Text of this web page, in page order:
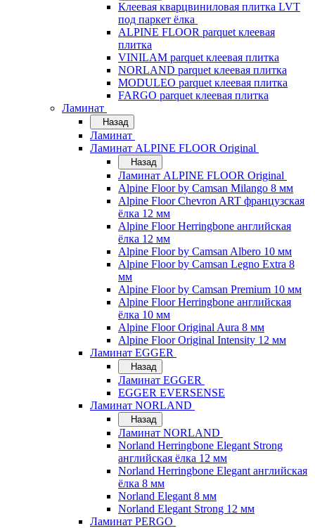
Клеевая кварцвиниловая плитка LVT
под паркет ёлка
ALPINE FLOOR parquet клеевая
плитка
VINILAM parquet клеевая плитка
NORLAND parquet клеевая плитка
MODULEO parquet клеевая плитка
FARGO parquet клеевая плитка
Ламинат
Назад
Ламинат
Ламинат ALPINE FLOOR Original
Назад
Ламинат ALPINE FLOOR Original
Alpine Floor by Camsan Milango 8 мм
Alpine Floor Chevron ART французская
ёлка 12 мм
Alpine Floor Herringbone английская
ёлка 12 мм
Alpine Floor by Camsan Albero 10 мм
Alpine Floor by Camsan Legno Extra 8
мм
Alpine Floor by Camsan Premium 10 мм
Alpine Floor Herringbone английская
ёлка 10 мм
Alpine Floor Original Aura 8 мм
Alpine Floor Original Intensity 12 мм
Ламинат EGGER
Назад
Ламинат EGGER
EGGER EVERSENSE
Ламинат NORLAND
Назад
Ламинат NORLAND
Norland Herringbone Elegant Strong
английская ёлка 12 мм
Norland Herringbone Elegant английская
ёлка 8 мм
Norland Elegant 8 мм
Norland Elegant Strong 12 мм
Ламинат PERGO